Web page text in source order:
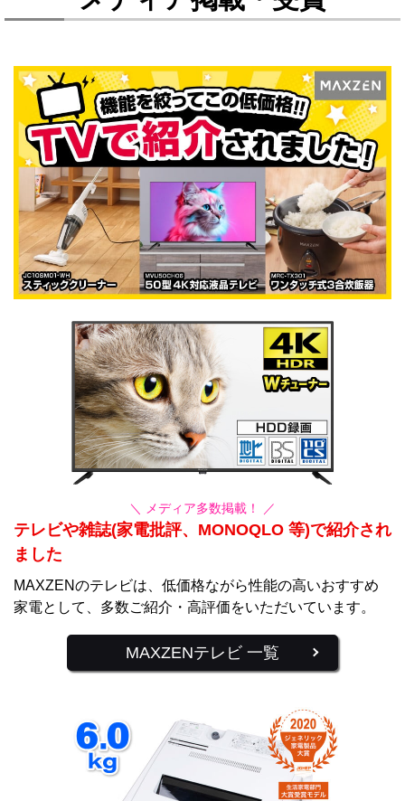
＼ メディア多数掲載！ ／
テレビや雑誌(家電批評、MONOQLO 等)で紹介され
ました
MAXZENのテレビは、低価格ながら性能の高いおすすめ
家電として、多数ご紹介・高評価をいただいています。
MAXZENテレビ 一覧